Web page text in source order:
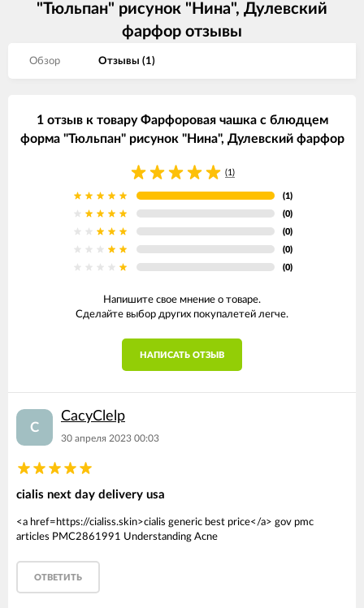
"Тюльпан" рисунок "Нина", Дулевский
фарфор отзывы
Обзор Отзывы (1)
1 отзыв к товару Фарфоровая чашка с блюдцем
форма "Тюльпан" рисунок "Нина", Дулевский фарфор
(1)
(1)
(0)
(0)
(0)
(0)
Напишите свое мнение о товаре.
Сделайте выбор других покупалетей легче.
НАПИСАТЬ ОТЗЫВ
C
CacyClelp
30 апреля 2023 00:03
cialis next day delivery usa
<a href=https://cialiss.skin>cialis generic best price</a> gov pmc
articles PMC2861991 Understanding Acne
ОТВЕТИТЬ